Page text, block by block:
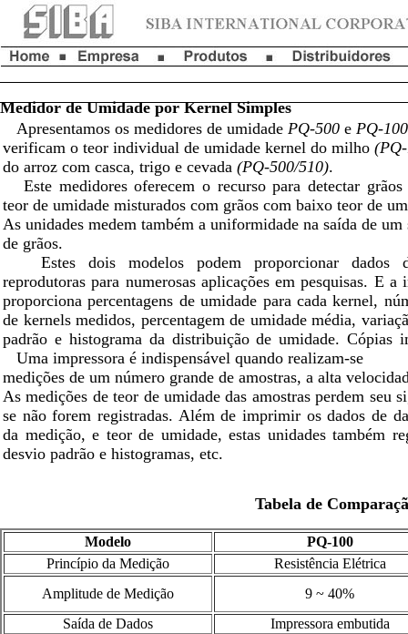
Medidor de Umidade por Kernel
Apresentamos os medidores de umidade PQ-500 e PQ-100
verificam o teor individual de umidade kernel do milho
do arroz com casca, trigo e cevada (PQ-500/510).
Este medidores oferecem o recurso para detectar
teor de umidade misturados com grãos com baixo teor de
As unidades medem também a uniformidade na saída de um
de grãos.
Estes dois modelos podem proporcionar dados
reprodutoras para numerosas aplicações em pesquisas. E a
proporciona percentagens de umidade para cada kernel,
de kernels medidos, percentagem de umidade média,
padrão e histograma da distribuição de umidade. Cópias
Uma impressora é indispensável quando realizam-se
medições de um número grande de amostras, a alta
As medições de teor de umidade das amostras perdem seu
se não forem registradas. Além de imprimir os dados de
da medição, e teor de umidade, estas unidades também
desvio padrão e histogramas, etc.
Tabela de
Modelo
PQ-100
Princípio da Medição
Resistência Elétrica
Amplitude de Medição
9 ~ 40%
Saída de Dados
Impressora embutida